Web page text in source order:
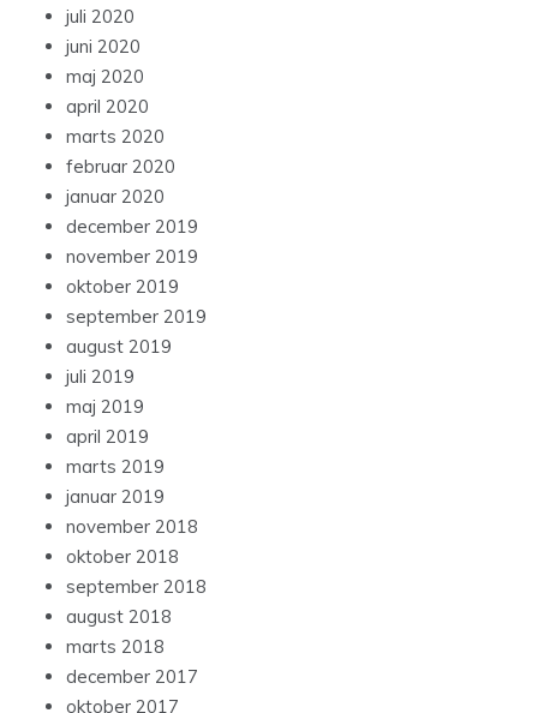
juli 2020
juni 2020
maj 2020
april 2020
marts 2020
februar 2020
januar 2020
december 2019
november 2019
oktober 2019
september 2019
august 2019
juli 2019
maj 2019
april 2019
marts 2019
januar 2019
november 2018
oktober 2018
september 2018
august 2018
marts 2018
december 2017
oktober 2017